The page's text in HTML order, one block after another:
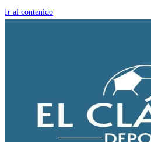
Ir al contenido